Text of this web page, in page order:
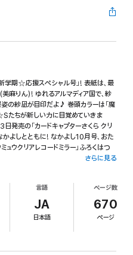
学期☆応援スペシャル号」! 表紙は、最
麻りん)! ゆれるアルマディア国で、紗
の紗凪が目印だよ♪ 巻頭カラーは「魔
たちが新しい力に目覚めていきま
売の「カードキャプターさくら クリ
よしとともに! なかよし10月号、おた
ウクリアレコードミラー」ふろくはつ
さらに見る
言語
JA
日本語
ページ数
670
ページ